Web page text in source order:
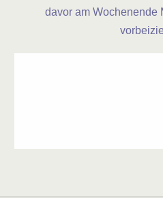
davor am Wochenende